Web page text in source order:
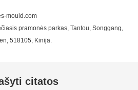
mould.com
pramonės parkas, Tantou, Songgang,
518105, Kinija.
citatos